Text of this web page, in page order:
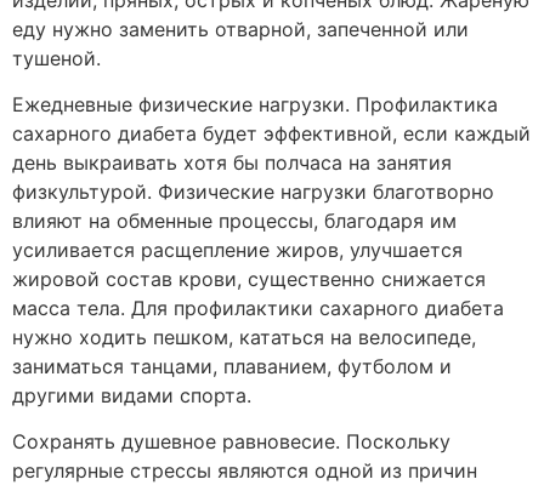
еду нужно заменить отварной, запеченной или
тушеной.
Ежедневные физические нагрузки. Профилактика
сахарного диабета будет эффективной, если каждый
день выкраивать хотя бы полчаса на занятия
физкультурой. Физические нагрузки благотворно
влияют на обменные процессы, благодаря им
усиливается расщепление жиров, улучшается
жировой состав крови, существенно снижается
масса тела. Для профилактики сахарного диабета
нужно ходить пешком, кататься на велосипеде,
заниматься танцами, плаванием, футболом и
другими видами спорта.
Сохранять душевное равновесие. Поскольку
регулярные стрессы являются одной из причин